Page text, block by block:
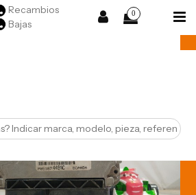
Recambios
Bajas
0